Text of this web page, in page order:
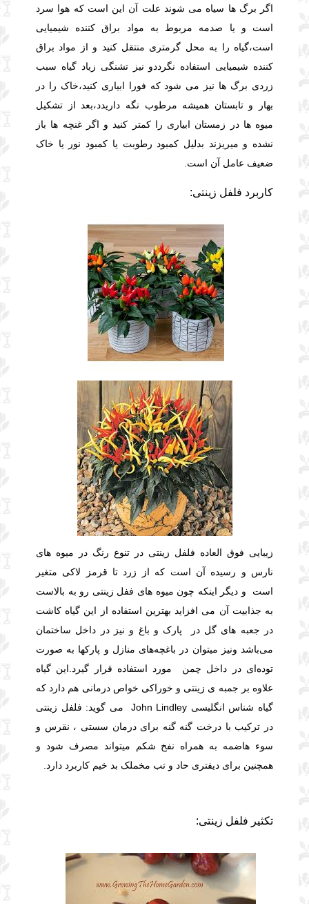
اگر برگ ها سیاه می شوند علت آن این است که هوا سرد
است و یا صدمه مربوط به مواد براق کننده شیمیایی
است،گیاه را به محل گرمتری منتقل کنید و از مواد براق
کننده شیمیایی استفاده نگرددو نیز تشنگی زیاد گیاه سبب
زردی برگ ها نیز می شود که فورا ابیاری کنید،خاک را در
بهار و تابستان همیشه مرطوب نگه داریدد،بعد از تشکیل
میوه ها در زمستان ابیاری را کمتر کنید و اگر غنچه ها باز
نشده و میریزند بدلیل کمبود رطوبت یا کمبود نور یا خاک
ضعیف عامل آن است.
کاربرد فلفل زینتی:
زیبایی فوق العاده فلفل زینتی در تنوع رنگ در میوه های
نارس و رسیده آن است که از زرد تا قرمز لاکی متغیر
است و دیگر اینکه چون میوه های ففل زینتی رو به بالاست
به جذابیت آن می افزاید بهترین استفاده از این گیاه کاشت
در جعبه های گل در پارک و باغ و نیز در داخل ساختمان
می‌باشد ونیز میتوان در باغچه‌های منازل و پارکها به صورت
توده‌ای در داخل چمن مورد استفاده قرار گیرد. این گیاه
علاوه بر جمبه ی زینتی و خوراکی خواص درمانی هم دارد که
گیاه شناس انگلیسی John Lindley می گوید: فلفل زینتی
در ترکیب با درخت گنه گنه برای درمان سستی ، نقرس و
سوء هاضمه به همراه نفخ شکم میتواند مصرف شود و
همچنین برای دیفتری حاد و تب مخملک بد خیم کاربرد دارد.
تکثیر فلفل زینتی: